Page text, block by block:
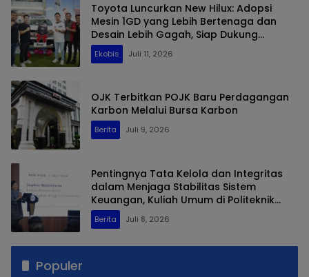
Toyota Luncurkan New Hilux: Adopsi
Mesin 1GD yang Lebih Bertenaga dan
Desain Lebih Gagah, Siap Dukung
Produktivitas dan Adventure
Ekobis Juli 11, 2026
OJK Terbitkan POJK Baru Perdagangan
Karbon Melalui Bursa Karbon
Berita Juli 9, 2026
Pentingnya Tata Kelola dan Integritas
dalam Menjaga Stabilitas Sistem
Keuangan, Kuliah Umum di Politeknik
Keuangan Negara STAN
Berita Juli 8, 2026
Populer